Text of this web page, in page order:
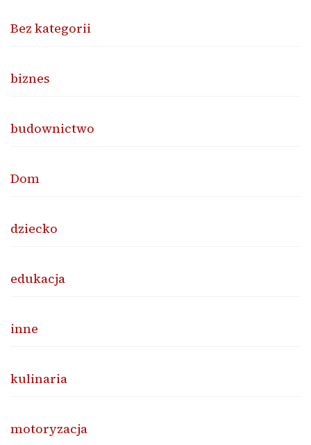
Bez kategorii
biznes
budownictwo
Dom
dziecko
edukacja
inne
kulinaria
motoryzacja